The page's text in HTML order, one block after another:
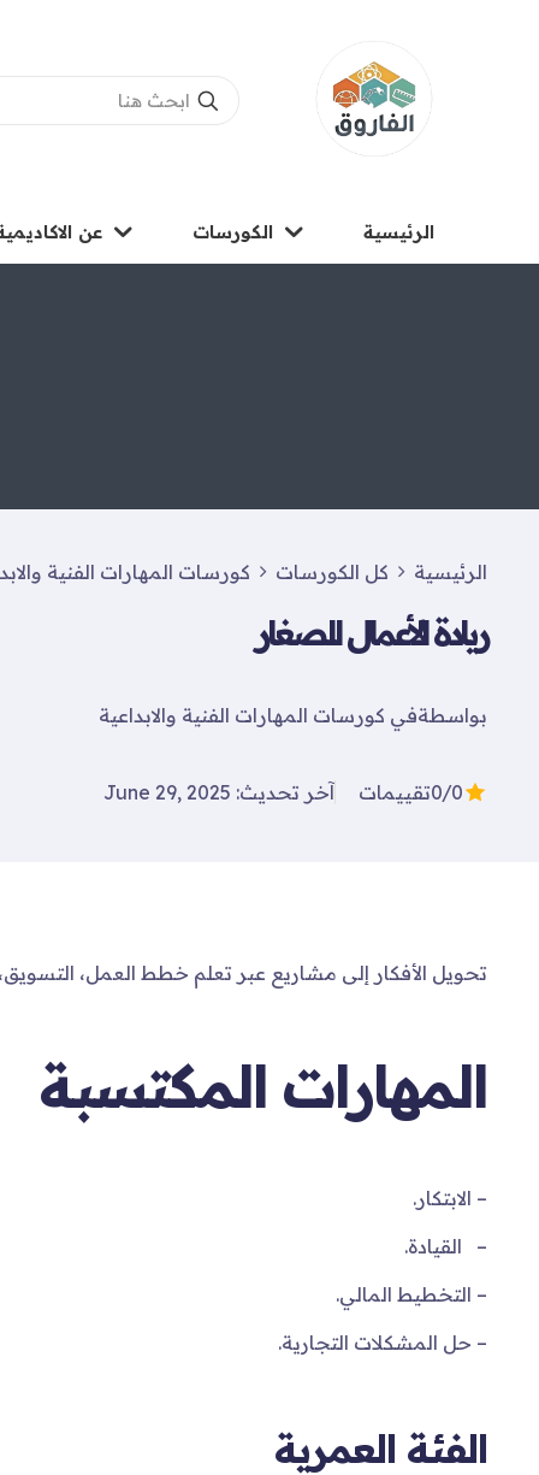
الرئيسية الكورسات عن
الرئيسية كل الكورسات كورسات المهارات الفنية
ريادة الأعمال للصغار
بواسطةفي كورسات المهارات الفنية والابداعية
0/0تقييمات آخر تحديث: June 29, 2025
تحويل الأفكار إلى مشاريع عبر تعلم خطط العمل، التسويق،
المهارات المكتسبة
– الابتكار.
– القيادة.
– التخطيط المالي.
– حل المشكلات التجارية.
الفئة العمرية